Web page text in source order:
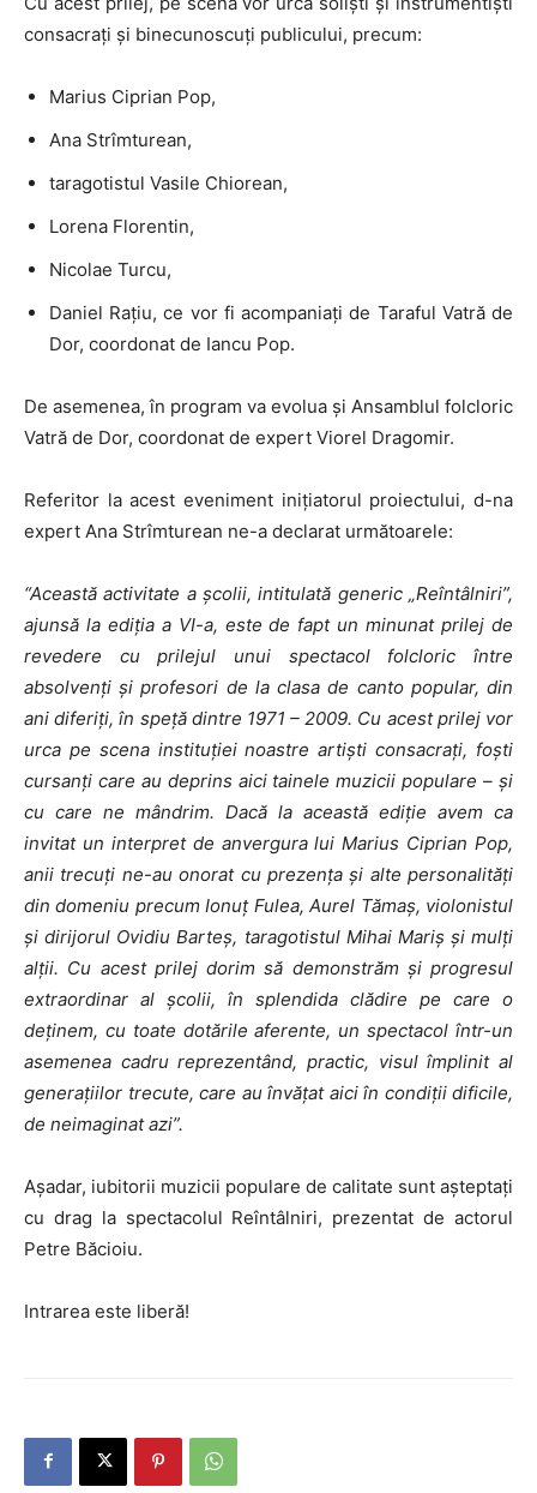
consacrați și binecunoscuți publicului, precum:
Marius Ciprian Pop,
Ana Strîmturean,
taragotistul Vasile Chiorean,
Lorena Florentin,
Nicolae Turcu,
Daniel Rațiu, ce vor fi acompaniați de Taraful Vatră de
Dor, coordonat de Iancu Pop.
De asemenea, în program va evolua și Ansamblul folcloric
Vatră de Dor, coordonat de expert Viorel Dragomir.
Referitor la acest eveniment inițiatorul proiectului, d-na
expert Ana Strîmturean ne-a declarat următoarele:
“Această activitate a școlii, intitulată generic „Reîntâlniri”,
ajunsă la ediția a VI-a, este de fapt un minunat prilej de
revedere cu prilejul unui spectacol folcloric între
absolvenți și profesori de la clasa de canto popular, din
ani diferiți, în speță dintre 1971 – 2009. Cu acest prilej vor
urca pe scena instituției noastre artiști consacrați, foști
cursanți care au deprins aici tainele muzicii populare – și
cu care ne mândrim. Dacă la această ediție avem ca
invitat un interpret de anvergura lui Marius Ciprian Pop,
anii trecuți ne-au onorat cu prezența și alte personalități
din domeniu precum Ionuț Fulea, Aurel Tămaș, violonistul
și dirijorul Ovidiu Barteș, taragotistul Mihai Mariș și mulți
alții. Cu acest prilej dorim să demonstrăm și progresul
extraordinar al școlii, în splendida clădire pe care o
deținem, cu toate dotările aferente, un spectacol într-un
asemenea cadru reprezentând, practic, visul împlinit al
generațiilor trecute, care au învățat aici în condiții dificile,
de neimaginat azi”.
Așadar, iubitorii muzicii populare de calitate sunt așteptați
cu drag la spectacolul Reîntâlniri, prezentat de actorul
Petre Băcioiu.
Intrarea este liberă!